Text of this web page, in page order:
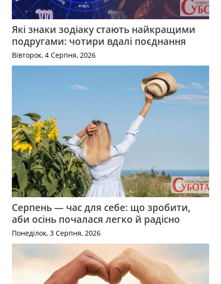
Які знаки зодіаку стають найкращими
подругами: чотири вдалі поєднання
Вівторок, 4 Серпня, 2026
Серпень — час для себе: що зробити,
аби осінь почалася легко й радісно
Понеділок, 3 Серпня, 2026